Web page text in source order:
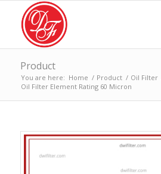
Product
You are here: Home / Product / Oil Filter
Oil Filter Element Rating 60 Micron